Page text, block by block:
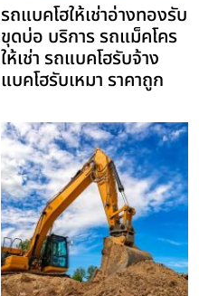
รถแบคโฮให้เช่าอ่างทองรับ
ขุดบ่อ บริการ รถแม็คโคร
ให้เช่า รถแบคโฮรับจ้าง
แบคโฮรับเหมา ราคาถูก